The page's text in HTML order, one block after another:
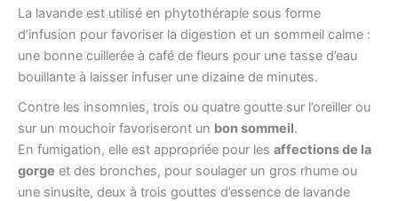
La lavande est utilisé en phytothérapie sous forme
d’infusion pour favoriser la digestion et un sommeil calme :
une bonne cuillerée à café de fleurs pour une tasse d’eau
bouillante à laisser infuser une dizaine de minutes.
Contre les insomnies, trois ou quatre goutte sur l’oreiller ou
sur un mouchoir favoriseront un bon sommeil.
En fumigation, elle est appropriée pour les affections de la
gorge et des bronches, pour soulager un gros rhume ou
une sinusite, deux à trois gouttes d’essence de lavande